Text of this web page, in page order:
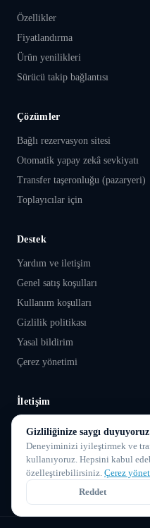
Özellikler
Fiyatlandırma
Ürün yenilikleri
Sürücü takip bağlantısı
Çözümler
Bağlı rezervasyon sitesi
Otomatik yapay zekâ sevkiyatı
Transfer taşeronluğu (pazaryeri)
Toplayıcılar için
Destek
Yardım ve iletişim
Genel satış koşulları
Kullanım koşulları
Gizlilik politikası
Yasal bildirim
Çerez yönetimi
İletişim
+33 7 69 00 51 16
support@droovi.com
Gizliliğinize saygı duyuyoruz
Deneyiminizi iyileştirmek ve
kullanıyoruz. Hepsini kabul
özelleştirebilirsiniz. Çerez
Reddet